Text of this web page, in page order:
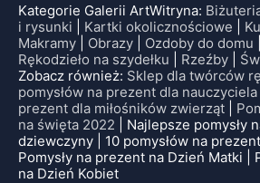
Kategorie Galerii ArtWitryna:
i rysunki
Kartki okolicznościowe
Makramy
Obrazy Ozdoby do domu
Rękodzieło na szydełku
Rzeźby
Zobacz również: Sklep dla twórców
pomysłów na prezent dla nauczyciela
prezent dla miłośników zwierząt
na święta 2022 | Najlepsze pomysły
dziewczyny | 10 pomysłów na prezent
Pomysły na prezent na Dzień Matki |
na Dzień Kobiet